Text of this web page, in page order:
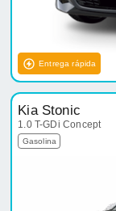
Entrega rápida
Kia Stonic
1.0 T-GDi Concept
Gasolina